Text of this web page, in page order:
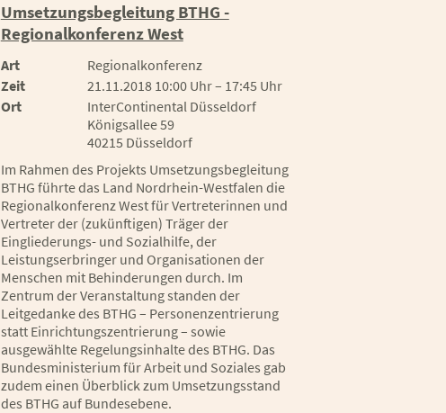
Umsetzungsbegleitung BTHG -
Regionalkonferenz West
Art
Regionalkonferenz
Zeit
21.11.2018 10:00 Uhr – 17:45 Uhr
Ort
InterContinental Düsseldorf
Königsallee 59
40215 Düsseldorf
Im Rahmen des Projekts Umsetzungsbegleitung
BTHG führte das Land Nordrhein-Westfalen die
Regionalkonferenz West für Vertreterinnen und
Vertreter der (zukünftigen) Träger der
Eingliederungs- und Sozialhilfe, der
Leistungserbringer und Organisationen der
Menschen mit Behinderungen durch. Im
Zentrum der Veranstaltung standen der
Leitgedanke des BTHG – Personenzentrierung
statt Einrichtungszentrierung – sowie
ausgewählte Regelungsinhalte des BTHG. Das
Bundesministerium für Arbeit und Soziales gab
zudem einen Überblick zum Umsetzungsstand
des BTHG auf Bundesebene.